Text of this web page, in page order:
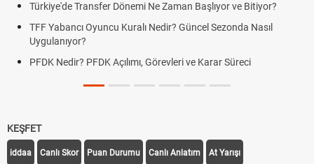
Türkiye'de Transfer Dönemi Ne Zaman Başlıyor ve Bitiyor?
TFF Yabancı Oyuncu Kuralı Nedir? Güncel Sezonda Nasıl
Uygulanıyor?
PFDK Nedir? PFDK Açılımı, Görevleri ve Karar Süreci
KEŞFET
iddaa Canlı Skor Puan Durumu Canlı Anlatım At Yarışı